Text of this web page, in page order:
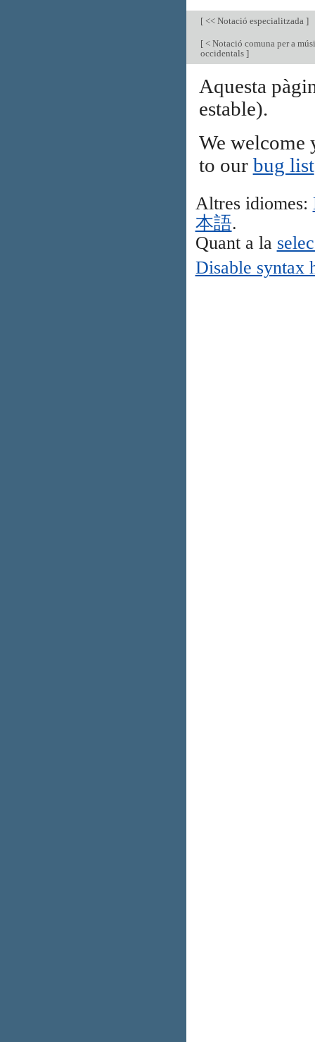
[<< Notació especialitzada ]
[< Notació comuna per a
occidentals ]
Aquesta
estable).
We welcome
to our bug list
Altres idiomes:
本語.
Quant a la
Disable syntax